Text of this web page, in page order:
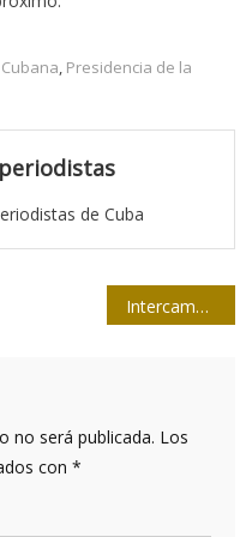
, Presidencia de la
de Cuba
Intercambia Díaz-Canel con personal de la prensa y comunicadores sociales en la provincia de Granma
no será publicada. Los
con *